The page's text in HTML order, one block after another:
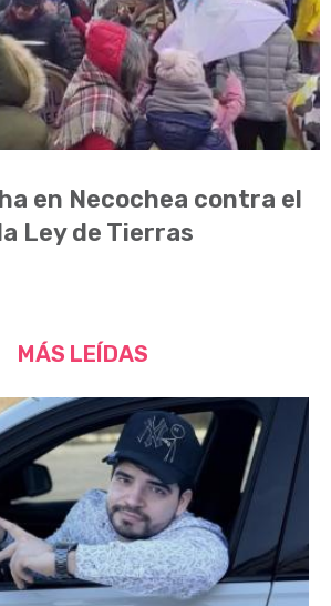
en Necochea contra el
Ley de Tierras
MÁS LEÍDAS